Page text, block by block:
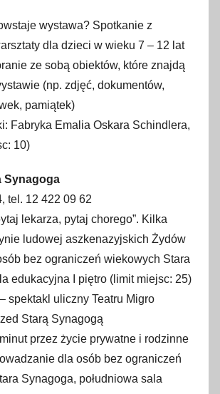
wystawa? Spotkanie z
dla dzieci w wieku 7 – 12 lat
ze sobą obiektów, które znajdą
(np. zdjęć, dokumentów,
pamiątek)
Fabryka Emalia Oskara Schindlera,
10)
Synagoga
tel. 12 422 09 62
lekarza, pytaj chorego”. Kilka
ludowej aszkenazyjskich Żydów
bez ograniczeń wiekowych Stara
edukacyjna I piętro (limit miejsc: 25)
spektakl uliczny Teatru Migro
Starą Synagogą
przez życie prywatne i rodzinne
dla osób bez ograniczeń
Synagoga, południowa sala